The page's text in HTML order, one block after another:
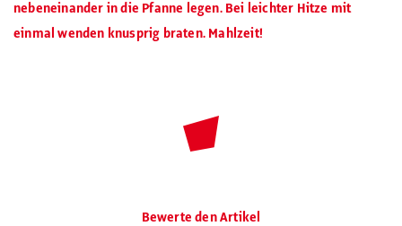
nebeneinander in die Pfanne legen. Bei leichter Hitze mit
einmal wenden knusprig braten. Mahlzeit!
Bewerte den Artikel